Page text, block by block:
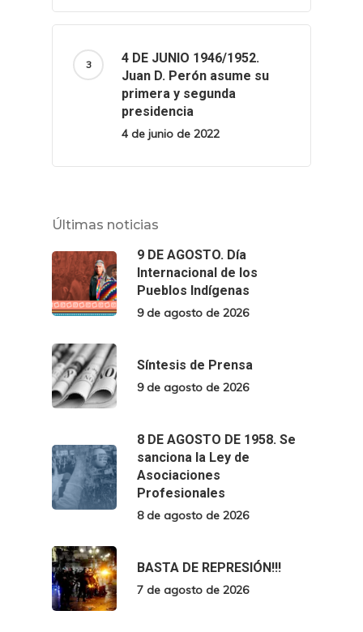
4 DE JUNIO 1946/1952.
Juan D. Perón asume su
primera y segunda
presidencia
4 de junio de 2022
Últimas noticias
9 DE AGOSTO. Día
Internacional de los
Pueblos Indígenas
9 de agosto de 2026
Síntesis de Prensa
9 de agosto de 2026
8 DE AGOSTO DE 1958. Se
sanciona la Ley de
Asociaciones
Profesionales
8 de agosto de 2026
BASTA DE REPRESIÓN!!!
7 de agosto de 2026